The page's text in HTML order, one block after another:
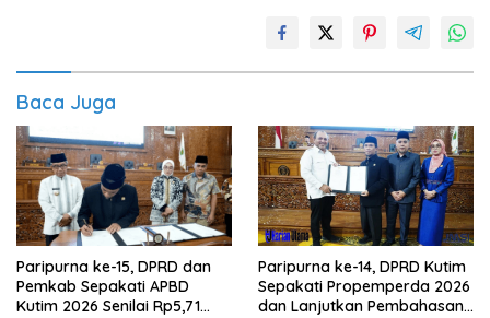
Baca Juga
Paripurna ke-15, DPRD dan
Pemkab Sepakati APBD
Kutim 2026 Senilai Rp5,71
Paripurna ke-14, DPRD Kutim
Sepakati Propemperda 2026
dan Lanjutkan Pembahasan